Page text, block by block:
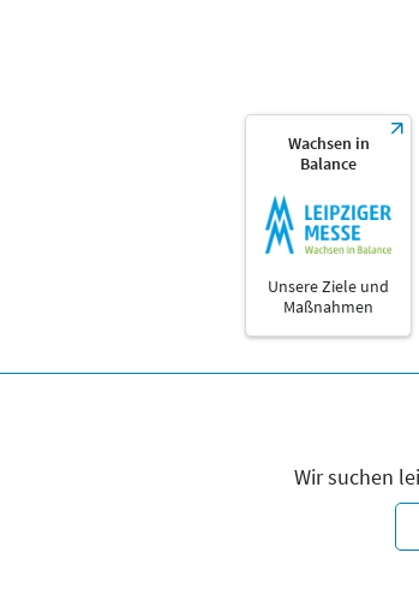
Wachsen in
Balance
Unsere Ziele und
Maßnahmen
Wir suchen